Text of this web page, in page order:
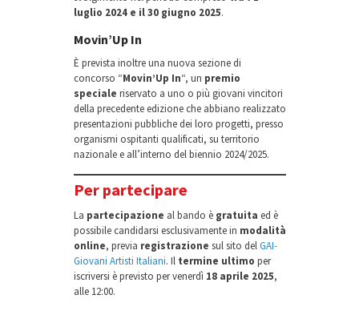
luglio 2024 e il 30 giugno 2025.
Movin’Up In
È prevista inoltre una nuova sezione di
concorso “Movin’Up In“, un premio
speciale riservato a uno o più giovani vincitori
della precedente edizione che abbiano realizzato
presentazioni pubbliche dei loro progetti, presso
organismi ospitanti qualificati, su territorio
nazionale e all’interno del biennio 2024/2025.
Per partecipare
La partecipazione al bando è gratuita ed è
possibile candidarsi esclusivamente in modalità
online, previa registrazione sul sito delGAI-
Giovani Artisti Italiani. Il termine ultimo per
iscriversi è previsto per venerdì 18 aprile 2025,
alle 12:00.